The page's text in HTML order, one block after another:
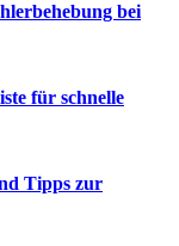
bei
für schnelle
Tipps zur